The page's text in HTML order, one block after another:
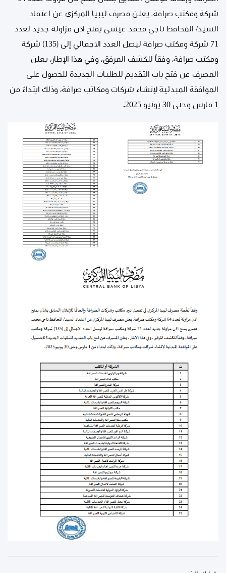
شركة ومكتب صرافة. يعلن مصرف ليبيا المركزي عن اعتماد
السيد/ المحافظ ناجي محمد عيسى بمنح اذن مزاولة جديد لعدد
71 شركة ومكتب صرافة ليصل العدد الاجمالي إلى (135) شركة
ومكتب صرافة، وفقاً للكشف المرفق، وفي هذا الإطار، يعلن
المصرف عن فتح باب التقديم للطلبات الجديدة للحصول على
الموافقة المبدئية لإنشاء شركات ومكاتب صرافة، وذلك ابتداءً من
1 مارس وحتى 30 يونيو 2025
.